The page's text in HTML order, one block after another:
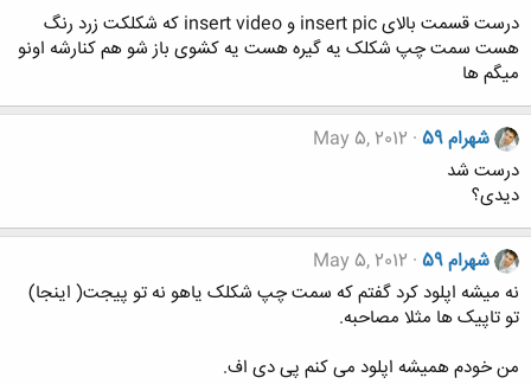
درست قسمت بالای insert pic و insert video که شکلکت زرد رنگ
هست سمت چپ شکلک یه گیره هست یه کشوی باز شو هم کنارشه اونو
میگم ها
شهرام 59
May 5, 2012
درست شد
دیدی؟
شهرام 59
May 5, 2012
نه میشه اپلود کرد گفتم که سمت چپ شکلک یاهو نه تو پیجت( اینجا)
تو تاپیک ها مثلا مصاحبه.
من خودم همیشه اپلود می کنم پی دی اف.